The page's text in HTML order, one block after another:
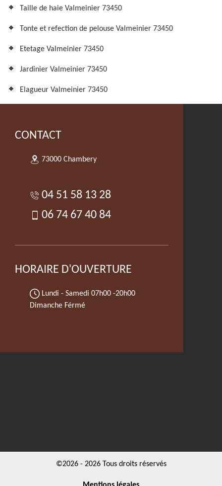
Taille de haie Valmeinier 73450
Tonte et refection de pelouse Valmeinier 73450
Etetage Valmeinier 73450
Jardinier Valmeinier 73450
Elagueur Valmeinier 73450
CONTACT
73000 Chambery
04 51 58 13 28
06 74 67 40 84
HORAIRE D'OUVERTURE
Lundi - Samedi 07h00 -20h00
Dimanche Férmé
©2026 - 2026 Tous droits réservés